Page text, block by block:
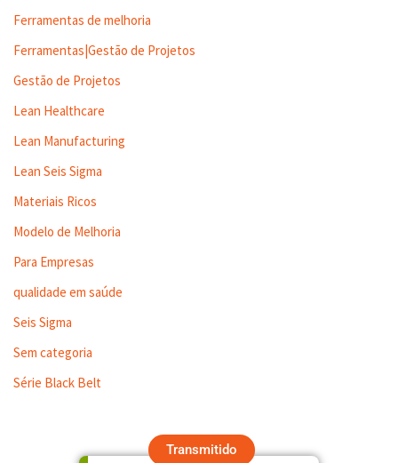
Ferramentas de melhoria
Ferramentas|Gestão de Projetos
Gestão de Projetos
Lean Healthcare
Lean Manufacturing
Lean Seis Sigma
Materiais Ricos
Modelo de Melhoria
Para Empresas
qualidade em saúde
Seis Sigma
Sem categoria
Série Black Belt
Transmitido